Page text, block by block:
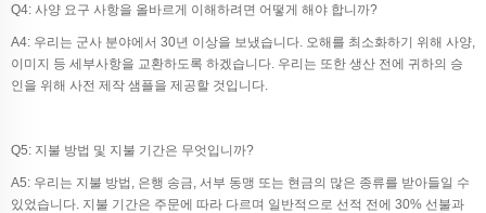
Q4: 사양 요구 사항을 올바르게 이해하려면 어떻게 해야 합니까?
A4: 우리는 군사 분야에서 30년 이상을 보냈습니다. 오해를 최소화하기 위해 사양,
이미지 등 세부사항을 교환하도록 하겠습니다. 우리는 또한 생산 전에 귀하의 승
인을 위해 사전 제작 샘플을 제공할 것입니다.
Q5: 지불 방법 및 지불 기간은 무엇입니까?
A5: 우리는 지불 방법, 은행 송금, 서부 동맹 또는 현금의 많은 종류를 받아들일 수
있었습니다. 지불 기간은 주문에 따라 다르며 일반적으로 선적 전에 30% 선불과